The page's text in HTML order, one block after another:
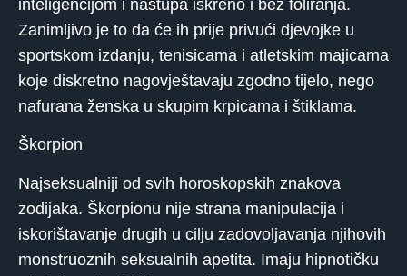
inteligencijom i nastupa iskreno i bez foliranja.
Zanimljivo je to da će ih prije privući djevojke u
sportskom izdanju, tenisicama i atletskim majicama
koje diskretno nagovještavaju zgodno tijelo, nego
nafurana ženska u skupim krpicama i štiklama.
Škorpion
Najseksualniji od svih horoskopskih znakova
zodijaka. Škorpionu nije strana manipulacija i
iskorištavanje drugih u cilju zadovoljavanja njihovih
monstruoznih seksualnih apetita. Imaju hipnotičku